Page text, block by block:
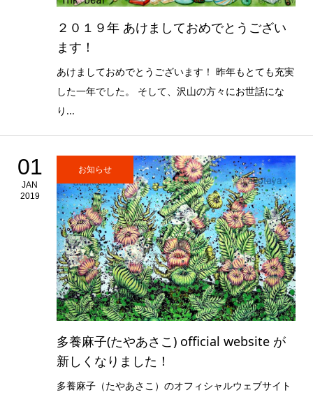
２０１９年 あけましておめでとうござい
ます！
あけましておめでとうございます！ 昨年もとても充実
した一年でした。 そして、沢山の方々にお世話にな
り...
01
JAN
2019
お知らせ
多養麻子(たやあさこ) official website が
新しくなりました！
多養麻子（たやあさこ）のオフィシャルウェブサイト